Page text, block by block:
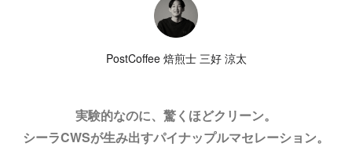
PostCoffee 焙煎士 三好 涼太
実験的なのに、驚くほどクリーン。
シーラCWSが生み出すパイナップルマセレーション。